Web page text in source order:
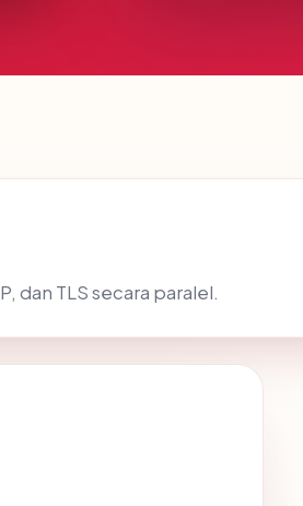
dan TLS secara paralel.